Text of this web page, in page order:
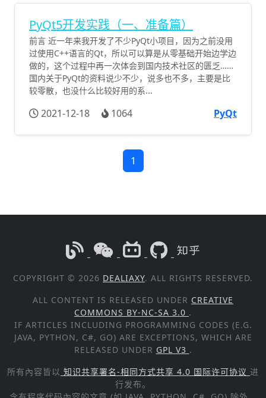
PyQt5开发实践（一、准备篇）
前言 近一年来我开发了不少PyQt小项目，因为之前没用
过使用C++语言的Qt，所以可以算是从零基础开始边学边
做的，这个过程中再一次体会到国内技术社区的匮乏……
国内关于PyQt的资料说少不少，说多也不多，主要是比
较零散，也没什么比较好用的系...
2021-12-18 1064 PyQt
1
COPYRIGHT © 2026 DEALIAXY. ALL RIGHTS RESERVED.
ALL CONTENT IS RELEASED UNDER CREATIVE
COMMONS BY-NC-SA 3.0 .
IF ARTICLES INCLUDING PROGRAMMING CODES (E.G.
JAVA, PYTHON, C#, GO) ARE EXCEPTIONS, WHICH ARE
RELEASED UNDER GPL V3 .
所有內容皆以 知识共享署名-相同方式共享 4.0 国际许可协议 进
行发布。